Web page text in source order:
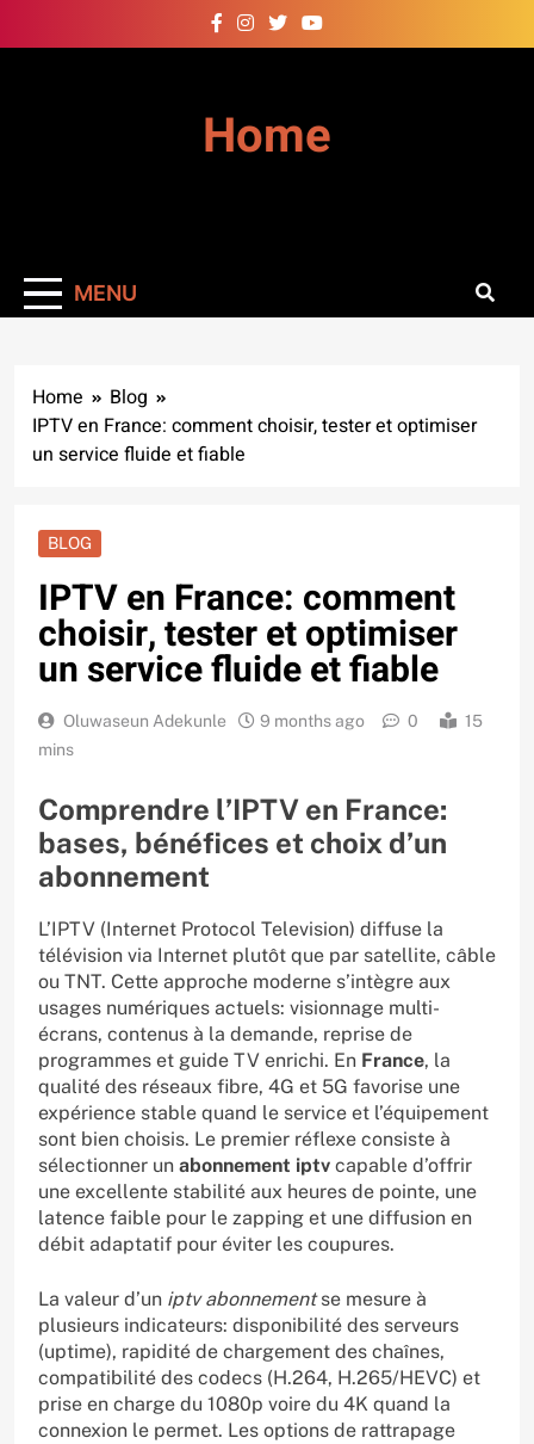
to
Home
MENU
Home
Blog
IPTV en France: comment choisir, tester et optimiser
un service fluide et fiable
BLOG
IPTV en France: comment
choisir, tester et optimiser
un service fluide et fiable
Oluwaseun Adekunle 9 months ago 0
15
mins
Comprendre l’IPTV en France:
bases, bénéfices et choix d’un
abonnement
L’IPTV (Internet Protocol Television) diffuse la
télévision via Internet plutôt que par satellite, câble
ou TNT. Cette approche moderne s’intègre aux
usages numériques actuels: visionnage multi-
écrans, contenus à la demande, reprise de
programmes et guide TV enrichi. En France, la
qualité des réseaux fibre, 4G et 5G favorise une
expérience stable quand le service et l’équipement
sont bien choisis. Le premier réflexe consiste à
sélectionner un abonnement iptv capable d’offrir
une excellente stabilité aux heures de pointe, une
latence faible pour le zapping et une diffusion en
débit adaptatif pour éviter les coupures.
La valeur d’un iptv abonnementse mesure à
plusieurs indicateurs: disponibilité des serveurs
(uptime), rapidité de chargement des chaînes,
compatibilité des codecs (H.264, H.265/HEVC) et
prise en charge du 1080p voire du 4K quand la
connexion le permet. Les options de rattrapage